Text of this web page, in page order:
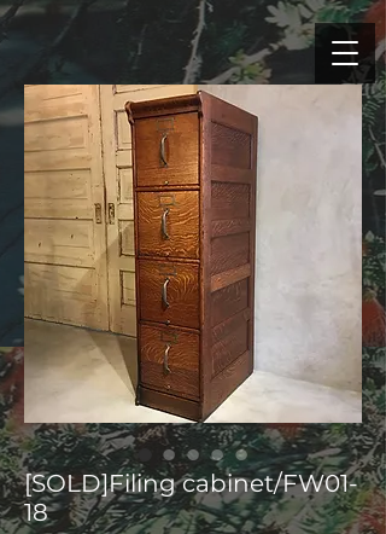
[SOLD]Filing cabinet/FW01-
18